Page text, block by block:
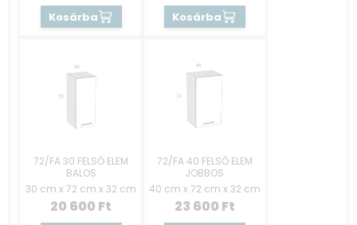
Kosárba Kosárba
72/FA 30 FELSŐ ELEM
BALOS
30 cm x 72 cm x 32 cm
20 600 Ft
72/FA 40 FELSŐ ELEM
JOBBOS
40 cm x 72 cm x 32 cm
23 600 Ft